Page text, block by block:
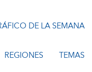
DE LA SEMANA
REGIONES TEMAS